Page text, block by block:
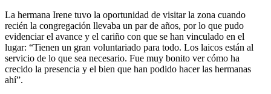
La hermana Irene tuvo la oportunidad de visitar la zona cuando
recién la congregación llevaba un par de años, por lo que pudo
evidenciar el avance y el cariño con que se han vinculado en el
lugar: “Tienen un gran voluntariado para todo. Los laicos están al
servicio de lo que sea necesario. Fue muy bonito ver cómo ha
crecido la presencia y el bien que han podido hacer las hermanas
ahí”.